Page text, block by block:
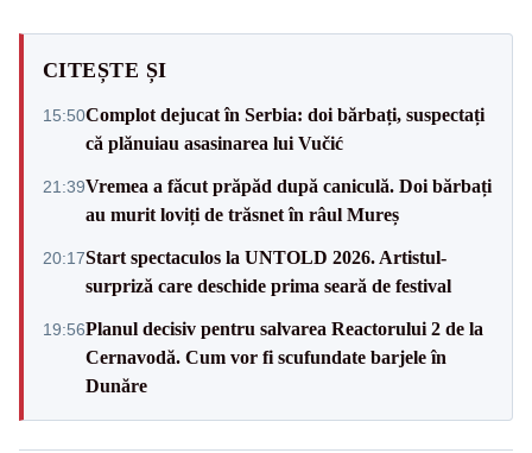
CITEȘTE ȘI
15:50Complot dejucat în Serbia: doi bărbați, suspectați
că plănuiau asasinarea lui Vučić
21:39Vremea a făcut prăpăd după caniculă. Doi bărbați
au murit loviți de trăsnet în râul Mureș
20:17Start spectaculos la UNTOLD 2026. Artistul-
surpriză care deschide prima seară de festival
19:56Planul decisiv pentru salvarea Reactorului 2 de la
Cernavodă. Cum vor fi scufundate barjele în
Dunăre